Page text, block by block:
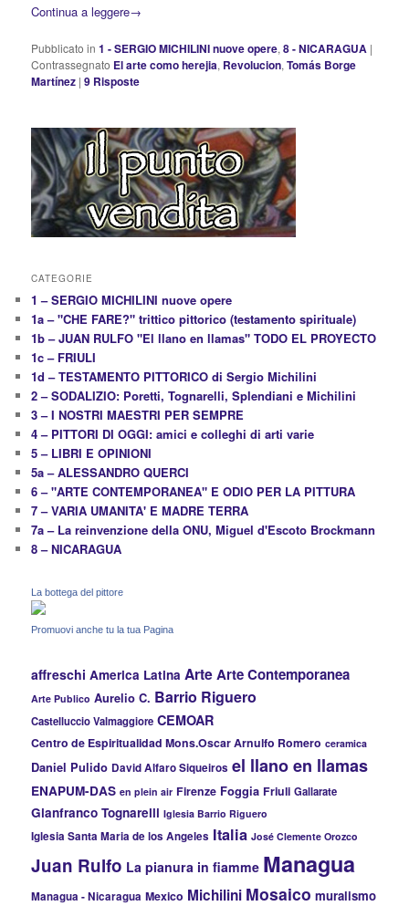
Continua a leggere→
Pubblicato in 1 - SERGIO MICHILINI nuove opere,8 - NICARAGUA |
Contrassegnato El arte como herejia, Revolucion,Tomás Borge
Martínez |9 Risposte
CATEGORIE
1 – SERGIO MICHILINI nuove opere
1a – "CHE FARE?" trittico pittorico (testamento spirituale)
1b – JUAN RULFO "El llano en llamas" TODO EL PROYECTO
1c – FRIULI
1d – TESTAMENTO PITTORICO di Sergio Michilini
2 – SODALIZIO: Poretti, Tognarelli, Splendiani e Michilini
3 – I NOSTRI MAESTRI PER SEMPRE
4 – PITTORI DI OGGI: amici e colleghi di arti varie
5 – LIBRI E OPINIONI
5a – ALESSANDRO QUERCI
6 – "ARTE CONTEMPORANEA" E ODIO PER LA PITTURA
7 – VARIA UMANITA' E MADRE TERRA
7a – La reinvenzione della ONU, Miguel d'Escoto Brockmann
8 – NICARAGUA
La bottega del pittore
Promuovi anche tu la tua Pagina
affreschi America Latina ArteArte Contemporanea
Arte Publico Aurelio C. Barrio Riguero
Castelluccio Valmaggiore CEMOAR
Centro de Espiritualidad Mons.Oscar Arnulfo Romero ceramica
Daniel Pulido David Alfaro Siqueiros el llano en llamas
ENAPUM-DAS en plein air Firenze Foggia Friuli Gallarate
Gianfranco Tognarelli Iglesia Barrio Riguero
Iglesia Santa Maria de los Angeles Italia José Clemente Orozco
Juan Rulfo La pianura in fiamme Managua
Managua - Nicaragua Mexico Michilini Mosaico muralismo